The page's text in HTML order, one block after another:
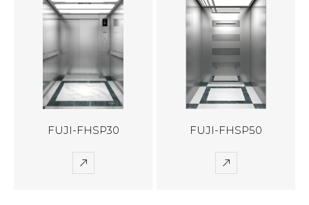
FUJI-FHSP30 FUJI-FHSP50